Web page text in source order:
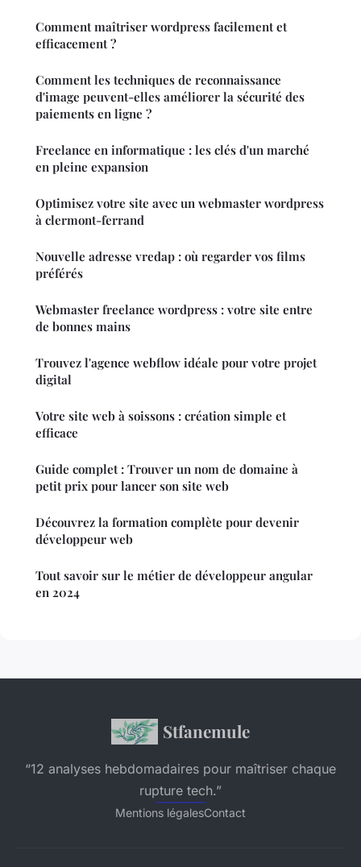
Comment maîtriser wordpress facilement et
efficacement ?
Comment les techniques de reconnaissance
d'image peuvent-elles améliorer la sécurité des
paiements en ligne ?
Freelance en informatique : les clés d'un marché
en pleine expansion
Optimisez votre site avec un webmaster wordpress
à clermont-ferrand
Nouvelle adresse vredap : où regarder vos films
préférés
Webmaster freelance wordpress : votre site entre
de bonnes mains
Trouvez l'agence webflow idéale pour votre projet
digital
Votre site web à soissons : création simple et
efficace
Guide complet : Trouver un nom de domaine à
petit prix pour lancer son site web
Découvrez la formation complète pour devenir
développeur web
Tout savoir sur le métier de développeur angular
en 2024
Stfanemule
“12 analyses hebdomadaires pour maîtriser chaque
rupture tech.”
Mentions légalesContact